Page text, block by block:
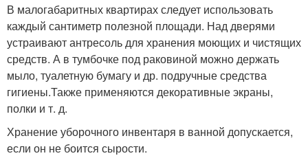
В малогабаритных квартирах следует использовать
каждый сантиметр полезной площади. Над дверями
устраивают антресоль для хранения моющих и чистящих
средств. А в тумбочке под раковиной можно держать
мыло, туалетную бумагу и др. подручные средства
гигиены.Также применяются декоративные экраны,
полки и т. д.
Хранение уборочного инвентаря в ванной допускается,
если он не боится сырости.